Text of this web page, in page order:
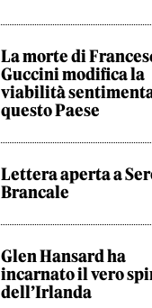
La morte di
Guccini modifica la
viabilità
questo Paese
Lettera aperta a
Brancale
Glen Hansard ha
incarnato il vero
dell’Irlanda